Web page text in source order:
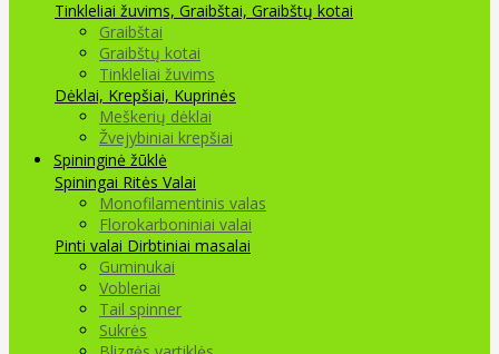
Tinkleliai žuvims, Graibštai, Graibštų kotai
Graibštai
Graibštų kotai
Tinkleliai žuvims
Dėklai, Krepšiai, Kuprinės
Meškerių dėklai
Žvejybiniai krepšiai
Spininginė žūklė
Spiningai Ritės Valai
Monofilamentinis valas
Florokarboniniai valai
Pinti valai Dirbtiniai masalai
Guminukai
Vobleriai
Tail spinner
Sukrės